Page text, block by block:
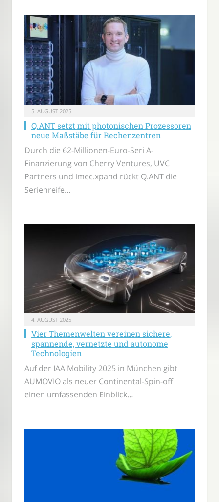
5. AUGUST 2025
Q.ANT setzt mit photonischen Prozessoren
neue Maßstäbe für Rechenzentren
Durch die 62-Millionen-Euro-Seri A-
Finanzierung von Cherry Ventures, UVC
Partners und imec.xpand rückt Q.ANT die
Serienreife…
4. AUGUST 2025
Vier Themenwelten vereinen sichere,
spannende, vernetzte und autonome
Technologien
Auf der IAA Mobility 2025 in München gibt
AUMOVIO als neuer Continental-Spin-off
einen umfassenden Einblick…